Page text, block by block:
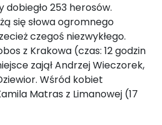
253 herosów.
się słowa ogromnego
czegoś niezwykłego.
z Krakowa (czas: 12 godzin
zajął Andrzej Wieczorek,
Wśród kobiet
Matras z Limanowej (17